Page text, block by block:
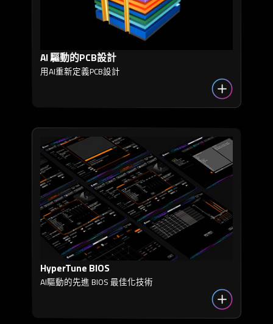
AI 驅動的PCB設計
用AI重新定義PCB設計
HyperTune BIOS
AI驅動的先進 BIOS 最佳化技術